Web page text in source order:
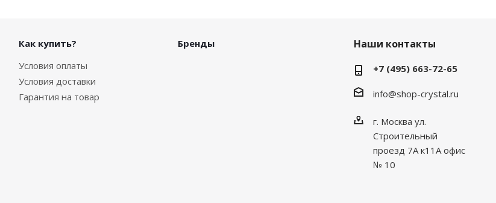
Как купить?
Условия оплаты
Условия доставки
Гарантия на товар
Бренды Наши контакты
+7 (495) 663-72-65
info@shop-crystal.ru
г. Москва ул.
Строительный
проезд 7А к11А офис
№ 10